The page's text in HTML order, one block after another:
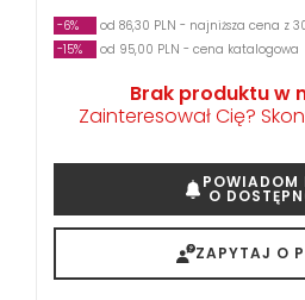
-6%
od 86,30 PLN - najniższa cena z
-15%
od 95,00 PLN - cena katalogowa
Brak produktu w
Zainteresował Cię?
POWIADOM
O
ZAPYTAJ O